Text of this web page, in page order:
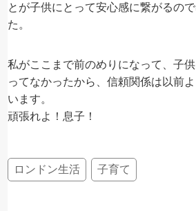
とが子供にとって安心感に繋がるの
た。
私がここまで前のめりになって、子
ってなかったから、信頼関係は以前
います。
頑張れよ！息子！
ロンドン生活 子育て